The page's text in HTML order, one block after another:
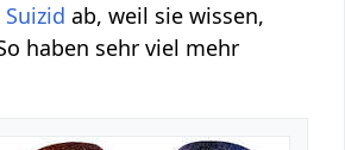
Suizid ab, weil sie wissen,
haben sehr viel mehr